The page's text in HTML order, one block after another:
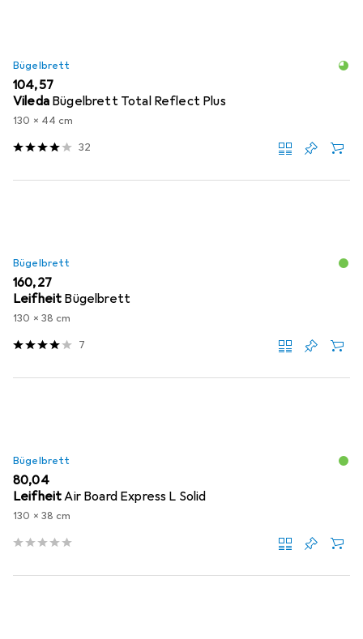
Bügelbrett
EUR
104,57
Vileda Bügelbrett Total Reflect Plus
130 x 44 cm
32
Bügelbrett
EUR
160,27
Leifheit Bügelbrett
130 x 38 cm
7
Bügelbrett
EUR
80,04
LeifheitAir Board Express L Solid
130 x 38 cm